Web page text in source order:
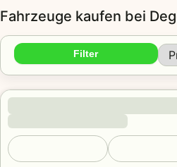
Fahrzeuge kaufen bei
Filter